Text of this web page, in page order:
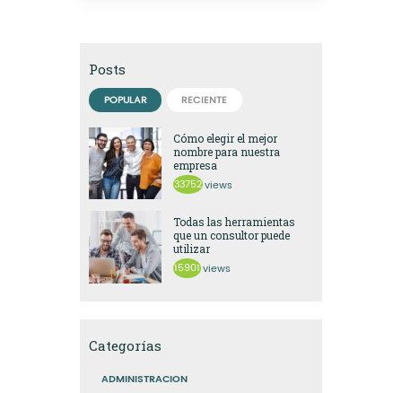
Posts
POPULAR RECIENTE
Cómo elegir el mejor
nombre para nuestra
empresa
33752 views
Todas las herramientas
que un consultor puede
utilizar
15901 views
Categorías
ADMINISTRACION